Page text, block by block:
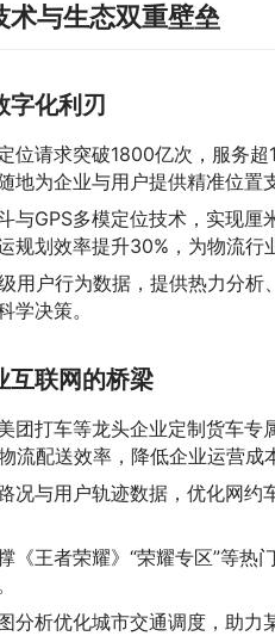
术与生态双重壁垒
字化利刃
位请求突破1800亿次，服务
地为企业与用户提供精准位置
与GPS多模定位技术，实现
规划效率提升30%，为物流行
用户行为数据，提供热力分
学决策。
互联网的桥梁
团打车等龙头企业定制货车
流配送效率，降低企业运营成
况与用户轨迹数据，优化网
《王者荣耀》“荣耀专区”等
分析优化城市交通调度，助